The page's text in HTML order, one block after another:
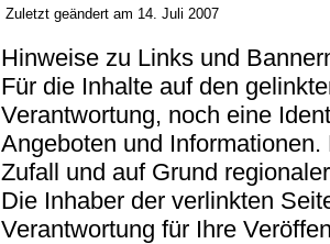
Zuletzt geändert am 14. Juli 2007
Hinweise zu Links und
Für die Inhalte auf den
Verantwortung, noch eine
Angeboten und
Zufall und auf Grund
Die Inhaber der verlinkten
Verantwortung für Ihre